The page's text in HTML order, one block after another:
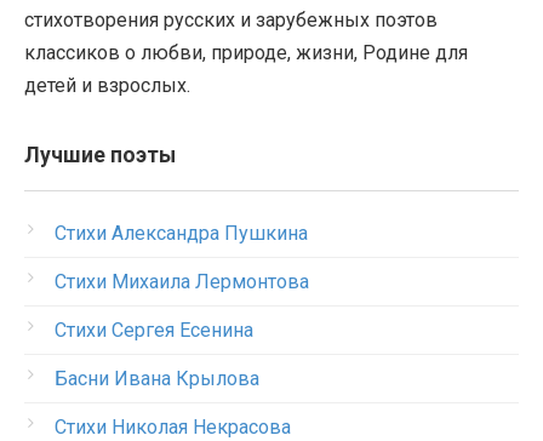
стихотворения русских и зарубежных поэтов
классиков о любви, природе, жизни, Родине для
детей и взрослых.
Лучшие поэты
Стихи Александра Пушкина
Стихи Михаила Лермонтова
Стихи Сергея Есенина
Басни Ивана Крылова
Стихи Николая Некрасова